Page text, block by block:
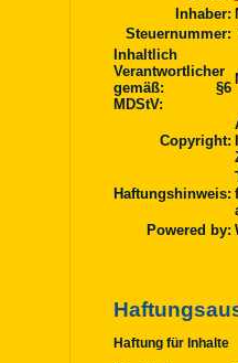
Inhaber:
Steuernummer:
Inhaltlich
Verantwortlicher
gemäß: §6
MDStV:
Copyright:
Haftungshinweis:
Powered by:
Haftung für Inhalte